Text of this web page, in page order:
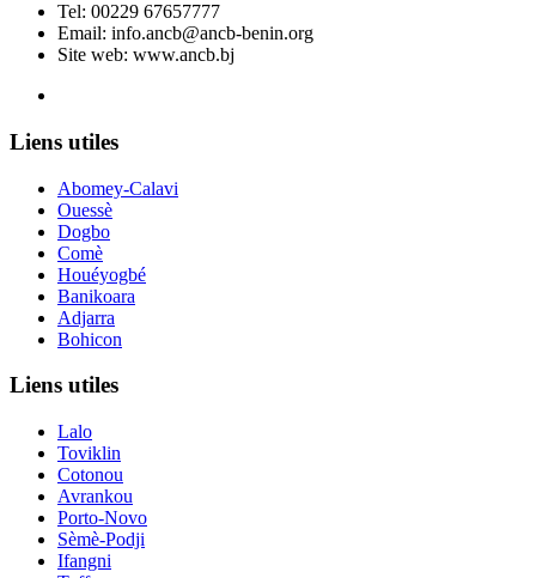
Tel: 00229 67657777
Email: info.ancb@ancb-benin.org
Site web: www.ancb.bj
Liens utiles
Abomey-Calavi
Ouessè
Dogbo
Comè
Houéyogbé
Banikoara
Adjarra
Bohicon
Liens utiles
Lalo
Toviklin
Cotonou
Avrankou
Porto-Novo
Sèmè-Podji
Ifangni